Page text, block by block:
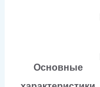
Основные